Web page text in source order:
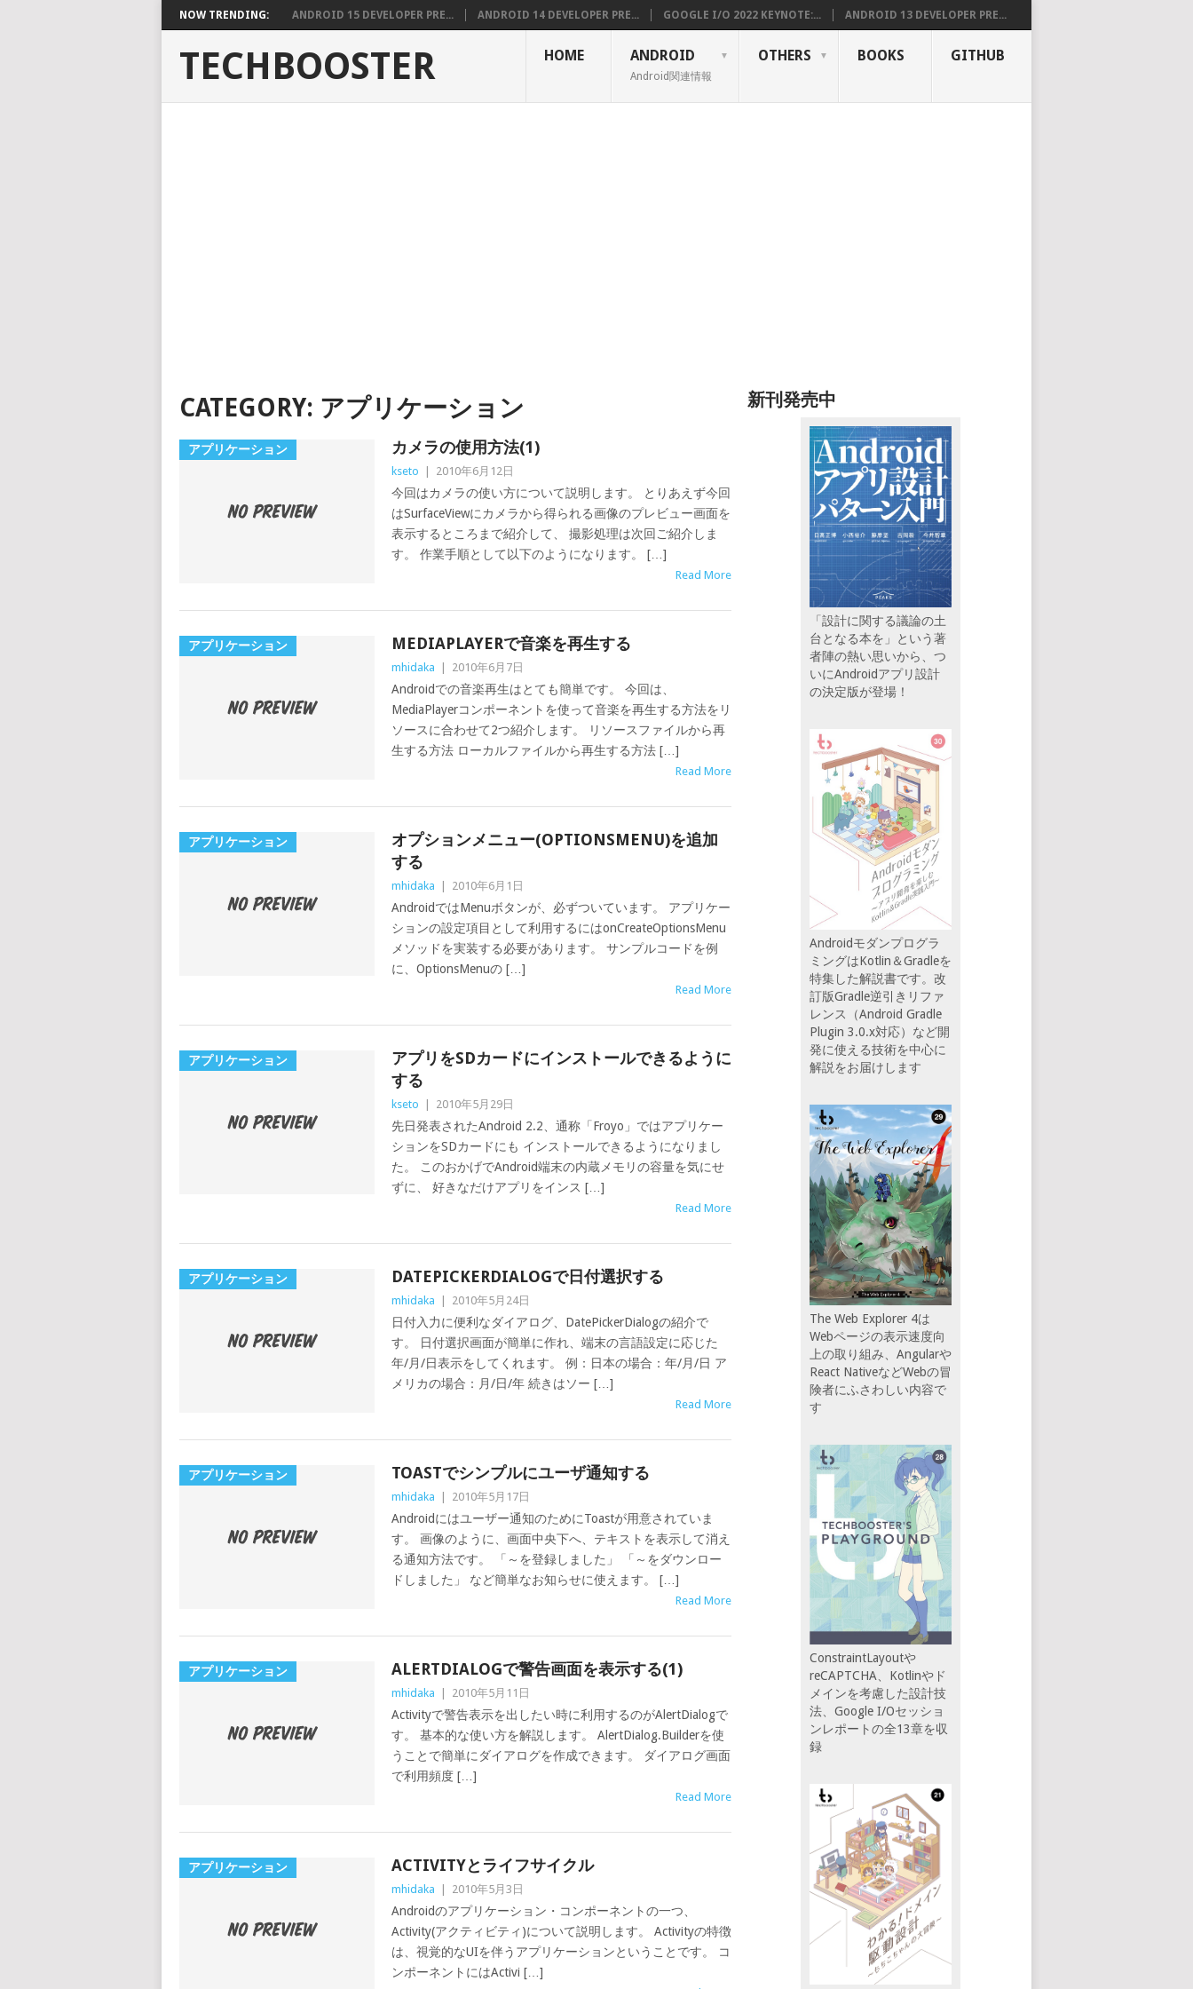
NOW TRENDING: ANDROID 15 DEVELOPER PRE... ANDROID 14 DEVELOPER PRE... GOOGLE I/O 2022 KEYNOTE:... ANDROID 13 DEVELOPER PRE...
TECHBOOSTER HOME ANDROID
Android関連情報
OTHERS BOOKS GITHUB
CATEGORY: アプリケーション
アプリケーション カメラの使用方法(1)
kseto 2010年6月12日
今回はカメラの使い方について説明します。 とりあえず今回
はSurfaceViewにカメラから得られる画像のプレビュー画面を
表示するところまで紹介して、 撮影処理は次回ご紹介しま
す。 作業手順として以下のようになります。 […]
Read More
アプリケーション MEDIAPLAYERで音楽を再生する
mhidaka 2010年6月7日
Androidでの音楽再生はとても簡単です。 今回は、
MediaPlayerコンポーネントを使って音楽を再生する方法をリ
ソースに合わせて2つ紹介します。 リソースファイルから再
生する方法 ローカルファイルから再生する方法 […]
Read More
アプリケーション
オプションメニュー(OPTIONSMENU)を追加
する
mhidaka 2010年6月1日
AndroidではMenuボタンが、必ずついています。 アプリケー
ションの設定項目として利用するにはonCreateOptionsMenu
メソッドを実装する必要があります。 サンプルコードを例
に、OptionsMenuの […]
Read More
アプリケーション
アプリをSDカードにインストールできるように
する
kseto 2010年5月29日
先日発表されたAndroid 2.2、通称「Froyo」ではアプリケー
ションをSDカードにも インストールできるようになりまし
た。 このおかげでAndroid端末の内蔵メモリの容量を気にせ
ずに、 好きなだけアプリをインス […]
Read More
アプリケーション DATEPICKERDIALOGで日付選択する
mhidaka 2010年5月24日
日付入力に便利なダイアログ、DatePickerDialogの紹介で
す。 日付選択画面が簡単に作れ、端末の言語設定に応じた
年/月/日表示をしてくれます。 例：日本の場合：年/月/日 ア
メリカの場合：月/日/年 続きはソー […]
Read More
アプリケーション TOASTでシンプルにユーザ通知する
mhidaka 2010年5月17日
Androidにはユーザー通知のためにToastが用意されていま
す。 画像のように、画面中央下へ、テキストを表示して消え
る通知方法です。 「～を登録しました」 「～をダウンロー
ドしました」 など簡単なお知らせに使えます。 […]
Read More
アプリケーション ALERTDIALOGで警告画面を表示する(1)
mhidaka 2010年5月11日
Activityで警告表示を出したい時に利用するのがAlertDialogで
す。 基本的な使い方を解説します。 AlertDialog.Builderを使
うことで簡単にダイアログを作成できます。 ダイアログ画面
で利用頻度 […]
Read More
アプリケーション ACTIVITYとライフサイクル
mhidaka 2010年5月3日
Androidのアプリケーション・コンポーネントの一つ、
Activity(アクティビティ)について説明します。 Activityの特徴
は、視覚的なUIを伴うアプリケーションということです。 コ
ンポーネントにはActivi […]
新刊発売中
「設計に関する議論の土
台となる本を」という著
者陣の熱い思いから、つ
いにAndroidアプリ設計
の決定版が登場！
Androidモダンプログラ
ミングはKotlin＆Gradleを
特集した解説書です。改
訂版Gradle逆引きリファ
レンス（Android Gradle
Plugin 3.0.x対応）など開
発に使える技術を中心に
解説をお届けします
The Web Explorer 4は
Webページの表示速度向
上の取り組み、Angularや
React NativeなどWebの冒
険者にふさわしい内容で
す
ConstraintLayoutや
reCAPTCHA、Kotlinやド
メインを考慮した設計技
法、Google I/Oセッショ
ンレポートの全13章を収
録